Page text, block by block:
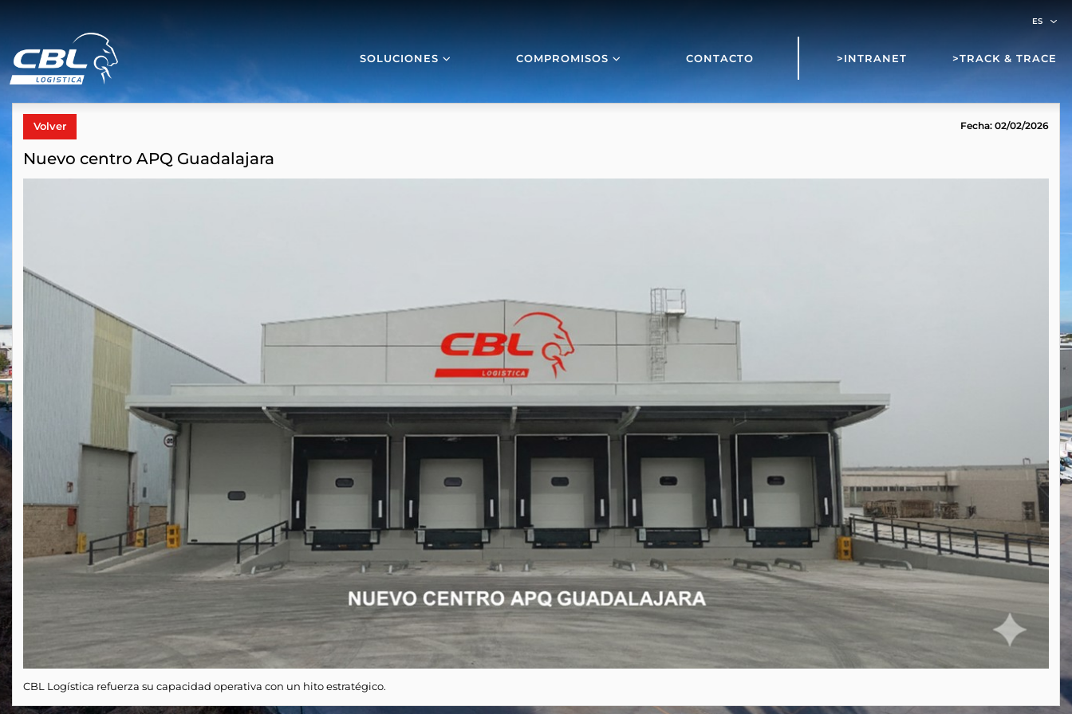
SOLUCIONES COMPROMISOS CONTACTO >INTRANET >TRACK & TRACE
Volver Fecha: 02/02/2026
Nuevo centro APQ Guadalajara
CBL Logística refuerza su capacidad operativa con un hito estratégico.
Anunciamos oficialmente la inauguración de nuestro nuevo
centro de almacenaje APQ en Guadalajara , una infraestructura de vanguardia diseñada específicamente para la gestión de mercancías